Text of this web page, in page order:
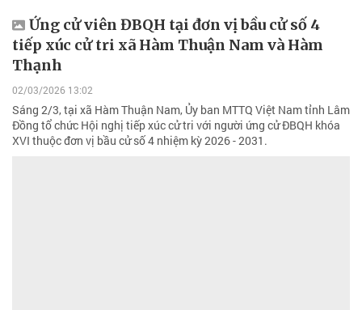
Ứng cử viên ĐBQH tại đơn vị bầu cử số 4
tiếp xúc cử tri xã Hàm Thuận Nam và Hàm
Thạnh
02/03/2026 13:02
Sáng 2/3, tại xã Hàm Thuận Nam, Ủy ban MTTQ Việt Nam tỉnh Lâm
Đồng tổ chức Hội nghị tiếp xúc cử tri với người ứng cử ĐBQH khóa
XVI thuộc đơn vị bầu cử số 4 nhiệm kỳ 2026 - 2031.